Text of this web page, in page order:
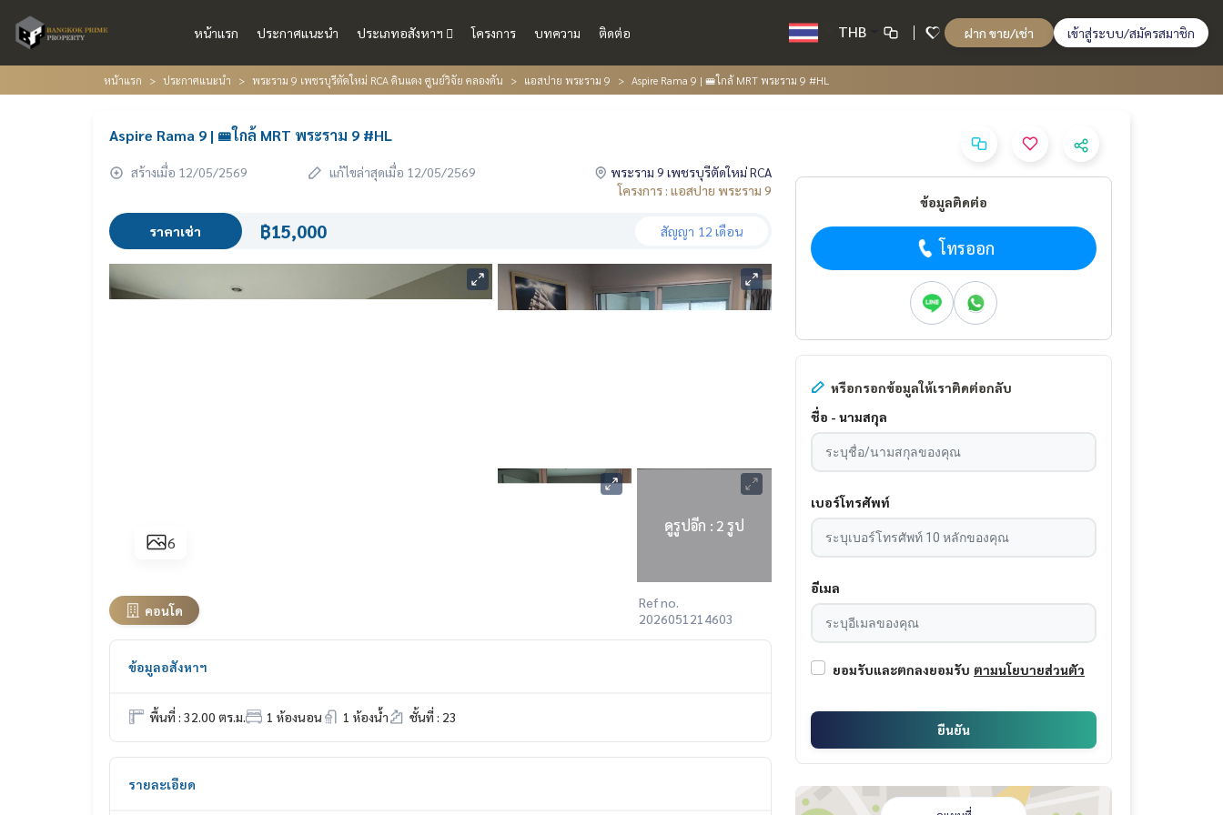
หน้าแรก ประกาศแนะนำ ประเภทอสังหาฯ โครงการ บทความ ติดต่อ THB ฝาก ขาย/เช่า เข้าสู่ระบบ/สมัครสมาชิก
หน้าแรก ประกาศแนะนำ พระราม 9 เพชรบุรีตัดใหม่ RCA ดินแดง ศูนย์วิจัย คลองตัน แอสปาย พระราม 9 Aspire Rama 9 | 🚝ใกล้ MRT พระราม 9 #HL
Aspire Rama 9 | 🚝ใกล้ MRT พระราม 9 #HL
สร้างเมื่อ 12/05/2569 แก้ไขล่าสุดเมื่อ 12/05/2569
พระราม 9 เพชรบุรีตัดใหม่ RCA
โครงการ : แอสปาย พระราม 9
ราคาเช่า ฿15,000 สัญญา 12 เดือน
6
ดูรูปอีก : 2 รูป
คอนโด
Ref no.
2026051214603
ข้อมูลอสังหาฯ
พื้นที่ : 32.00 ตร.ม. 1 ห้องนอน 1 ห้องน้ำ ชั้นที่ : 23
รายละเอียด
ข้อมูลติดต่อ
โทรออก
หรือกรอกข้อมูลให้เราติดต่อกลับ
ชื่อ - นามสกุล
เบอร์โทรศัพท์
อีเมล
ยอมรับและตกลงยอมรับ ตามนโยบายส่วนตัว
ยืนยัน